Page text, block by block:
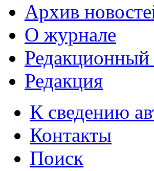
Архив
О журнале
Редакционный
Редакция
К сведению
Контакты
Поиск